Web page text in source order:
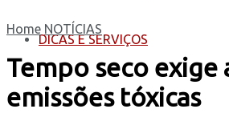
DICAS E SERVIÇOS
Home NOTÍCIAS
Tempo seco exige
emissões tóxicas